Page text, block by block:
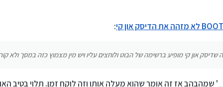
:
און קי מופיע ברשימה של הבוט ולוחצים עליו ויש מין מצמוץ כזה במסך ולא
אז זה אומר שהוא מעלה אותו וזה לוקח זמן. תלוי בטיב